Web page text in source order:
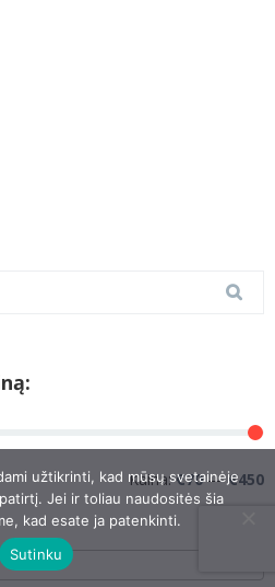
Kaina:€70—€450
užtikrinti, kad mūsų svetainėje
Jei ir toliau naudositės šia
kad esate ja patenkinti.
Sutinku